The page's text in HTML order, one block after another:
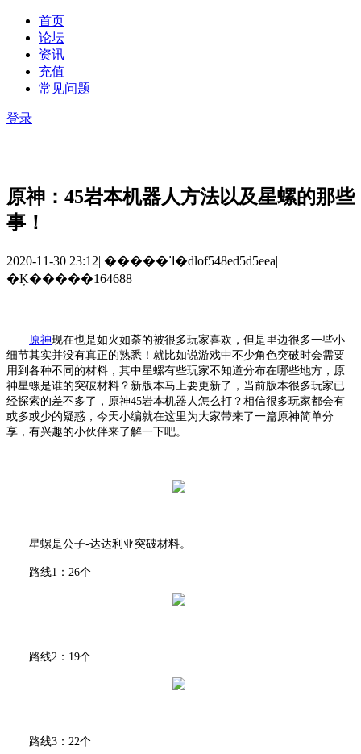
首页
论坛
资讯
充值
常见问题
登录
原神：45岩本机器人方法以及星螺的那些
事！
2020-11-30 23:12| �����ߣ�dlof548ed5d5eea|
�Ķ�����164688
原神现在也是如火如荼的被很多玩家喜欢，但是里边很多一些小
细节其实并没有真正的熟悉！就比如说游戏中不少角色突破时会需要
用到各种不同的材料，其中星螺有些玩家不知道分布在哪些地方，原
神星螺是谁的突破材料？新版本马上要更新了，当前版本很多玩家已
经探索的差不多了，原神45岩本机器人怎么打？相信很多玩家都会有
或多或少的疑惑，今天小编就在这里为大家带来了一篇原神简单分
享，有兴趣的小伙伴来了解一下吧。
星螺是公子-达达利亚突破材料。
路线1：26个
路线2：19个
路线3：22个